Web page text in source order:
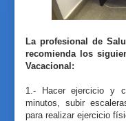
La profesional de
recomienda los
Vacacional:
1.- Hacer ejercicio y
minutos, subir
para realizar ejercicio